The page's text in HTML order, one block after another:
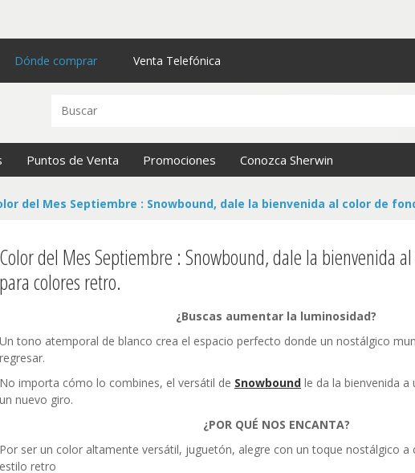
Dónde comprar Venta Telefónica
Puntos de Venta Promociones Conozca Sherwin
del Mes Septiembre : Snowbound, dale la bienvenida al color de
Color del Mes Septiembre : Snowbound, dale la bienvenida
para colores retro.
¿Buscas aumentar la luminosidad?
Un tono atemporal de blanco crea el espacio perfecto donde un nostálgico
regresar.
No importa cómo lo combines, el versátil de Snowbound le da la bienvenida
un nuevo giro.
¿POR QUÉ NOS ENCANTA?
Por ser un color altamente versátil, juguetón, alegre con un toque nostálgico a
estilo retro